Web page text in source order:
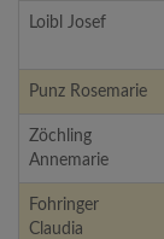
Loibl Josef
Punz Rosemarie
Zöchling
Annemarie
Fohringer
Claudia